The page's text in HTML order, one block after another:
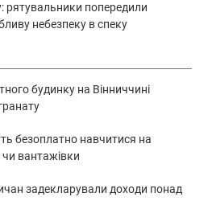
рятувальники попередили
небезпеку в спеку
будинку на Вінниччині
безоплатно навчитися на
чи вантажівки
задекларували доходи понад